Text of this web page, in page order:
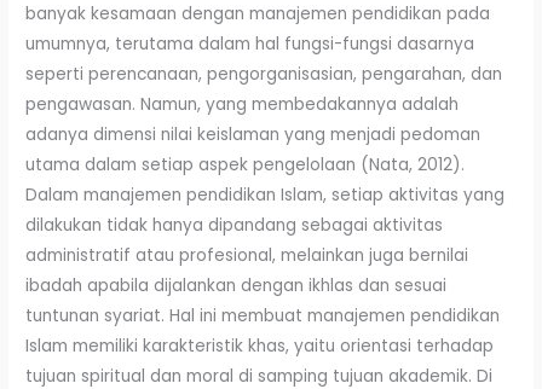
banyak kesamaan dengan manajemen pendidikan pada
umumnya, terutama dalam hal fungsi-fungsi dasarnya
seperti perencanaan, pengorganisasian, pengarahan, dan
pengawasan. Namun, yang membedakannya adalah
adanya dimensi nilai keislaman yang menjadi pedoman
utama dalam setiap aspek pengelolaan (Nata, 2012).
Dalam manajemen pendidikan Islam, setiap aktivitas yang
dilakukan tidak hanya dipandang sebagai aktivitas
administratif atau profesional, melainkan juga bernilai
ibadah apabila dijalankan dengan ikhlas dan sesuai
tuntunan syariat. Hal ini membuat manajemen pendidikan
Islam memiliki karakteristik khas, yaitu orientasi terhadap
tujuan spiritual dan moral di samping tujuan akademik. Di